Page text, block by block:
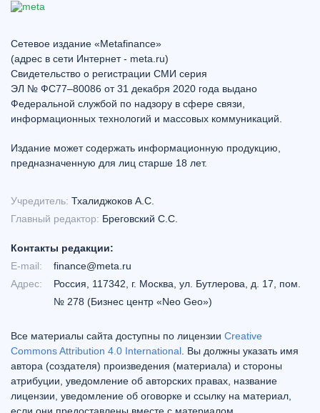
Сетевое издание «Metafinance»
(адрес в сети Интернет - meta.ru)
Свидетельство о регистрации СМИ серия
ЭЛ № ФС77–80086 от 31 декабря 2020 года выдано
Федеральной службой по надзору в сфере связи,
информационных технологий и массовых коммуникаций.
Издание может содержать информационную продукцию,
предназначенную для лиц старше 18 лет.
Учредитель: Тхалиджоков А.С.
Главный редактор: Бреговский С.С.
Контакты редакции:
E-mail:
finance@meta.ru
Адрес:
Россия, 117342, г. Москва, ул. Бутлерова, д. 17, пом.
№ 278 (Бизнес центр «Neo Geo»)
Все материалы сайта доступны по лицензии Creative
Commons Attribution 4.0 International . Вы должны указать имя
автора (создателя) произведения (материала) и стороны
атрибуции, уведомление об авторских правах, название
лицензии, уведомление об оговорке и ссылку на материал,